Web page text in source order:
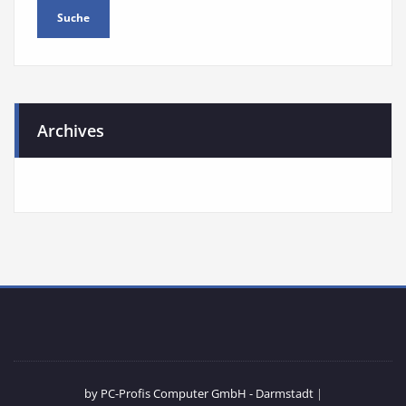
Archives
by PC-Profis Computer GmbH - Darmstadt|